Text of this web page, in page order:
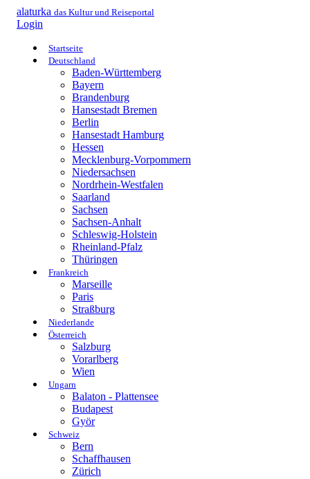
alaturka das Kultur und Reiseportal
Login
Startseite
Deutschland
Baden-Württemberg
Bayern
Brandenburg
Hansestadt Bremen
Berlin
Hansestadt Hamburg
Hessen
Mecklenburg-Vorpommern
Niedersachsen
Nordrhein-Westfalen
Saarland
Sachsen
Sachsen-Anhalt
Schleswig-Holstein
Rheinland-Pfalz
Thüringen
Frankreich
Marseille
Paris
Straßburg
Niederlande
Österreich
Salzburg
Vorarlberg
Wien
Ungarn
Balaton - Plattensee
Budapest
Györ
Schweiz
Bern
Schaffhausen
Zürich